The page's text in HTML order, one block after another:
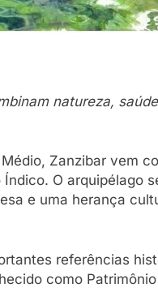
natureza,
Zanzibar vem
O arquipélago
e uma herança
referências
como